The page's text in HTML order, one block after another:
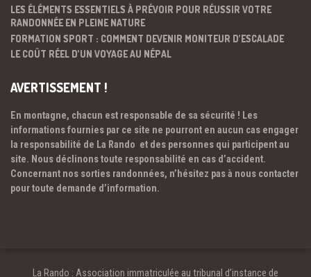
LES ÉLÉMENTS ESSENTIELS À PRÉVOIR POUR RÉUSSIR VOTRE
RANDONNÉE EN PLEINE NATURE
FORMATION SPORT : COMMENT DEVENIR MONITEUR D’ESCALADE
LE COÛT RÉEL D’UN VOYAGE AU NÉPAL
AVERTISSEMENT !
En montagne, chacun est responsable de sa sécurité ! Les
informations fournies par ce site ne pourront en aucun cas engager
la responsabilité de La Rando et des personnes qui participent au
site. Nous déclinons toute responsabilité en cas d’accident.
Concernant nos sorties randonnées, n’hésitez pas à nous contacter
pour toute demande d’information.
La Rando : Association immatriculée au tribunal d’instance de